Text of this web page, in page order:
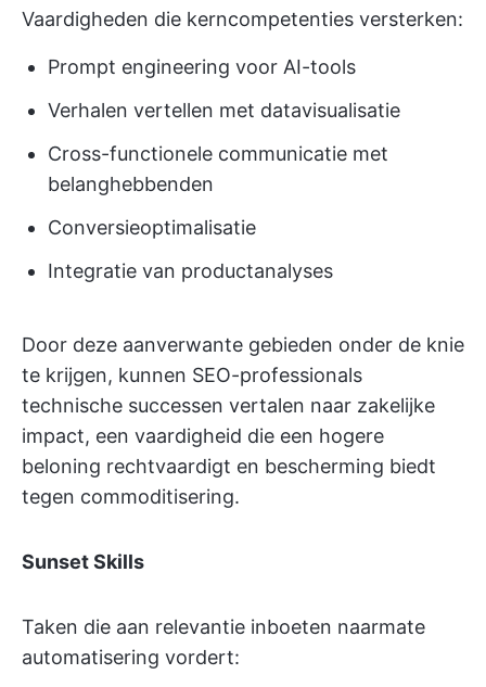
Vaardigheden die kerncompetenties versterken:
Prompt engineering voor AI-tools
Verhalen vertellen met datavisualisatie
Cross-functionele communicatie met
belanghebbenden
Conversieoptimalisatie
Integratie van productanalyses
Door deze aanverwante gebieden onder de knie
te krijgen, kunnen SEO-professionals
technische successen vertalen naar zakelijke
impact, een vaardigheid die een hogere
beloning rechtvaardigt en bescherming biedt
tegen commoditisering.
Sunset Skills
Taken die aan relevantie inboeten naarmate
automatisering vordert: